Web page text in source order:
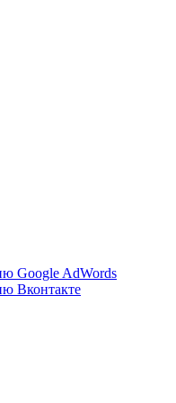
Google AdWords
Вконтакте